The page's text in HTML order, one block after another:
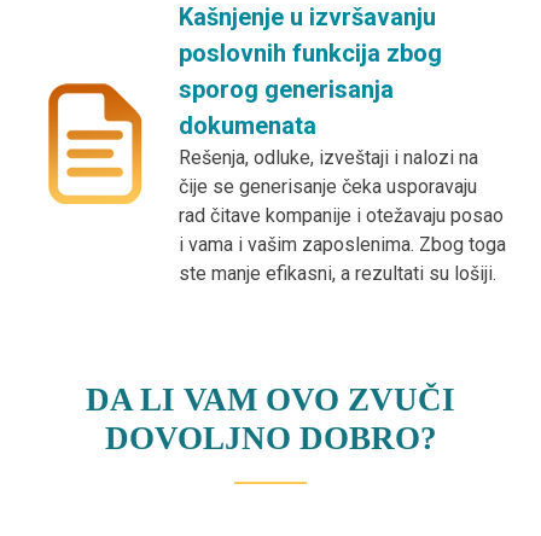
Kašnjenje u izvršavanju
poslovnih funkcija zbog
sporog generisanja
dokumenata
Rešenja, odluke, izveštaji i nalozi na
čije se generisanje čeka usporavaju
rad čitave kompanije i otežavaju posao
i vama i vašim zaposlenima. Zbog toga
ste manje efikasni, a rezultati su lošiji.
DA LI VAM OVO ZVUČI
DOVOLJNO DOBRO?